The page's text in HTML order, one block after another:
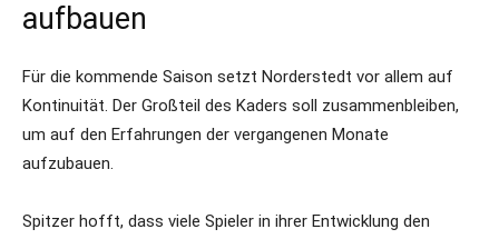
aufbauen
Für die kommende Saison setzt Norderstedt vor allem auf
Kontinuität. Der Großteil des Kaders soll zusammenbleiben,
um auf den Erfahrungen der vergangenen Monate
aufzubauen.
Spitzer hofft, dass viele Spieler in ihrer Entwicklung den